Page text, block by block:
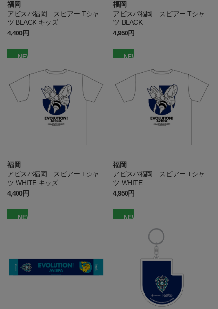
福岡
アビスパ福岡 スピアー Tシャ
ツ BLACK キッズ
4,400円
福岡
アビスパ福岡 スピアー Tシャ
ツ BLACK
4,950円
NEW
福岡
アビスパ福岡 スピアー Tシャ
ツ WHITE キッズ
4,400円
NEW
福岡
アビスパ福岡 スピアー Tシャ
ツ WHITE
4,950円
NEW NEW